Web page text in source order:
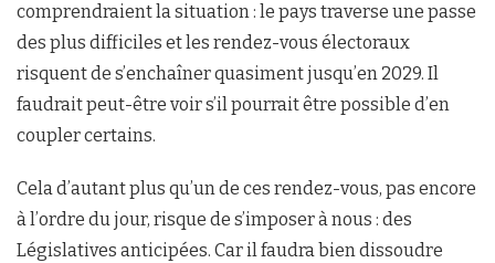
comprendraient la situation : le pays traverse une passe
des plus difficiles et les rendez-vous électoraux
risquent de s’enchaîner quasiment jusqu’en 2029. Il
faudrait peut-être voir s’il pourrait être possible d’en
coupler certains.
Cela d’autant plus qu’un de ces rendez-vous, pas encore
à l’ordre du jour, risque de s’imposer à nous : des
Législatives anticipées. Car il faudra bien dissoudre